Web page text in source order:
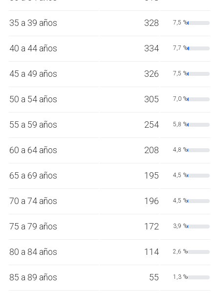
35 a 39 años 328 7,5 %
40 a 44 años 334 7,7 %
45 a 49 años 326 7,5 %
50 a 54 años 305 7,0 %
55 a 59 años 254 5,8 %
60 a 64 años 208 4,8 %
65 a 69 años 195 4,5 %
70 a 74 años 196 4,5 %
75 a 79 años 172 3,9 %
80 a 84 años 114 2,6 %
85 a 89 años 55 1,3 %